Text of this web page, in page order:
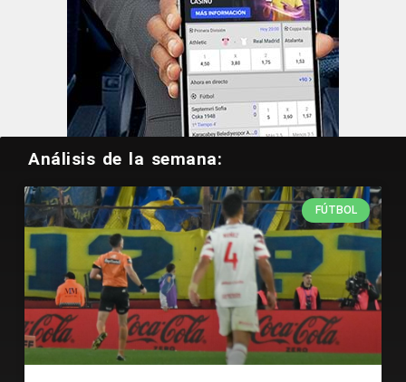
Análisis de la semana:
FÚTBOL